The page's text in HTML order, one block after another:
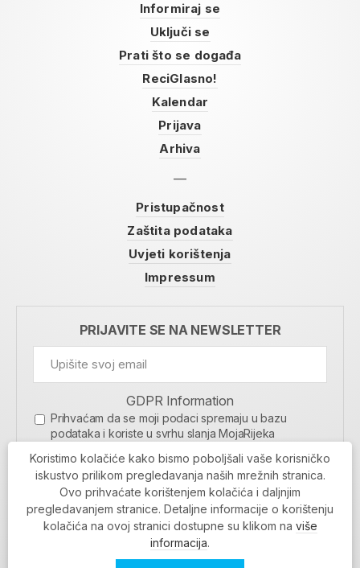
Informiraj se
Uključi se
Prati što se događa
ReciGlasno!
Kalendar
Prijava
Arhiva
Pristupačnost
Zaštita podataka
Uvjeti korištenja
Impressum
PRIJAVITE SE NA NEWSLETTER
GDPR Information
Prihvaćam da se moji podaci spremaju u bazu
podataka i koriste u svrhu slanja MojaRijeka
MOJARIJEKA NEWSLETTER
PRIJAVI SE
Koristimo kolačiće kako bismo poboljšali vaše korisničko
iskustvo prilikom pregledavanja naših mrežnih stranica.
Ovo prihvaćate korištenjem kolačića i daljnjim
pregledavanjem stranice. Detaljne informacije o korištenju
kolačića na ovoj stranici dostupne su klikom na više
informacija.